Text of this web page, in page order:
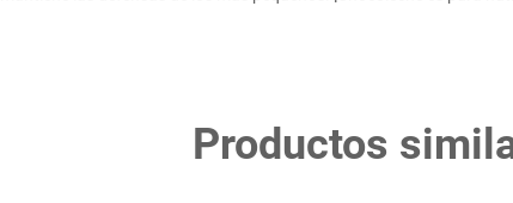
Productos